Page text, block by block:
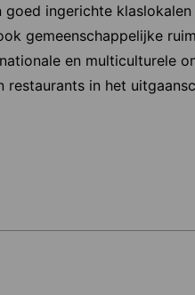
ingerichte
gemeenschappelijke
en multiculturele
in het